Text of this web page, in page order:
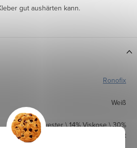
gut aushärten kann.
Ronofix
Weiß
56% Polyester \ 14% Viskose \ 30%
Acrylbindemittel + Bügelschicht